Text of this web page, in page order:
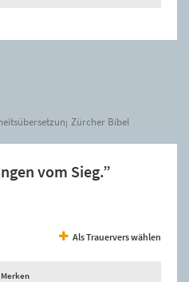
Zürcher Bibel
vom Sieg.”
Als Trauervers wählen